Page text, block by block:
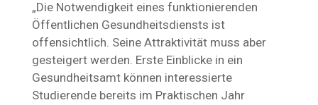
„Die Notwendigkeit eines funktionierenden
Öffentlichen Gesundheitsdiensts ist
offensichtlich. Seine Attraktivität muss aber
gesteigert werden. Erste Einblicke in ein
Gesundheitsamt können interessierte
Studierende bereits im Praktischen Jahr